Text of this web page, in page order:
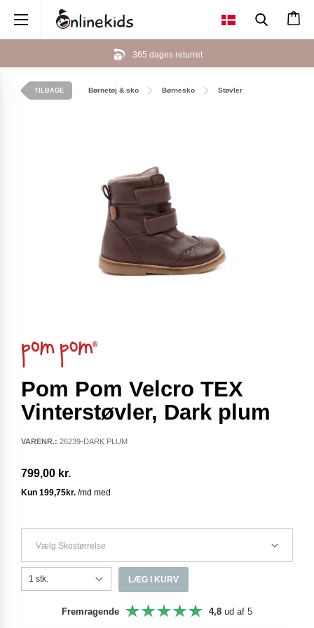
365 dages returret
TILBAGE Børnetøj & sko Børnesko Støvler
Pom Pom Velcro TEX
Vinterstøvler, Dark plum
VARENR.: 26239-DARK PLUM
799,00 kr.
Vælg Skostørrelse
LÆG I KURV
Fremragende 4,8 ud af 5